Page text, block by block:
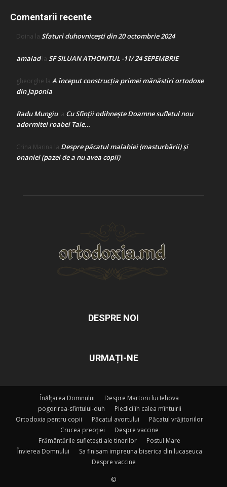
Comentarii recente
Doina la Sfaturi duhovnicești din 20 octombrie 2024
amaladla SF SILUAN ATHONITUL -11/ 24 SEPEMBRIE
gheorghe la A început construcţia primei mănăstiri ortodoxe
din Japonia
Radu Mungiula Cu Sfinții odihnește Doamne sufletul nou
adormitei roabei Tale…
Crina Marina la Despre păcatul malahiei (masturbării) şi
onaniei (pazei de a nu avea copii)
DESPRE NOI
URMAȚI-NE
Înălțarea Domnului
Despre Martorii lui Iehova
pogorirea-sfintului-duh
Piedici în calea mîntuirii
Ortodoxia pentru copii
Păcatul avortului
Păcatul vrăjitoriilor
Crucea preoției
Despre vaccine
Frământările sufletești ale tinerilor
Postul Mare
Învierea Domnului
Sa finisam impreuna biserica din lucaseuca
Despre vaccine
©